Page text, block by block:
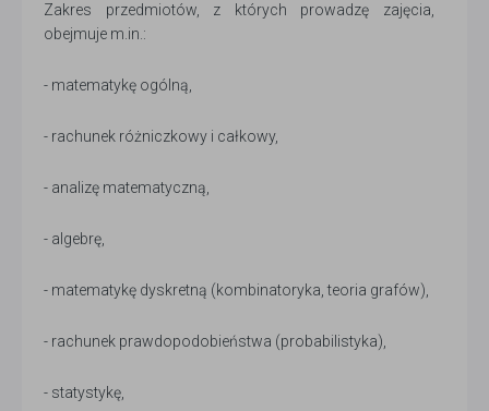
Zakres przedmiotów, z których prowadzę zajęcia,
obejmuje m.in.:
- matematykę ogólną,
- rachunek różniczkowy i całkowy,
- analizę matematyczną,
- algebrę,
- matematykę dyskretną (kombinatoryka, teoria grafów),
- rachunek prawdopodobieństwa (probabilistyka),
- statystykę,